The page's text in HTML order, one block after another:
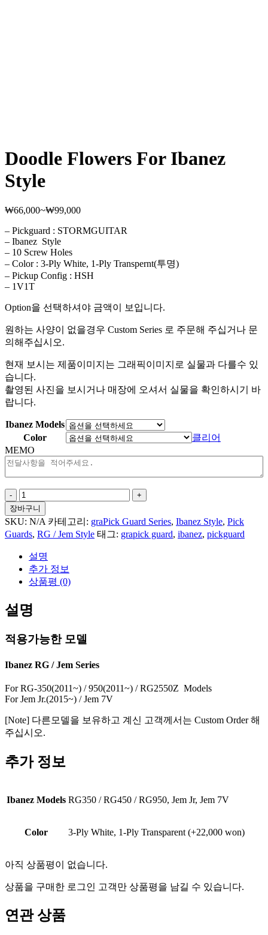
Doodle Flowers For Ibanez
Style
₩66,000~₩99,000가
범
₩66,000~₩99,000
– Pickguard : STORMGUITAR
– Ibanez Style
– 10 Screw Holes
– Color : 3-Ply White, 1-Ply Transpernt(투명)
– Pickup Config : HSH
– 1V1T
Option을 선택하셔야 금액이 보입니다.
원하는 사양이 없을경우 Custom Series 로 주문해 주십거나 문
의해주십시오.
현재 보시는 제품이미지는 그래픽이미지로 실물과 다를수 있
습니다.
촬영된 사진을 보시거나 매장에 오셔서 실물을 확인하시기 바
랍니다.
Ibanez Models
Color
클리어
MEMO
Doodle
Flowers
For
Ibanez
Style
량
장바구니
SKU: N/A 카테고리: graPick Guard Series, Ibanez Style, Pick
Guards, RG / Jem Style 태그: grapick guard, ibanez, pickguard
설명
추가 정보
상품평 (0)
설명
적용가능한 모델
Ibanez RG / Jem Series
For RG-350(2011~) / 950(2011~) / RG2550Z Models
For Jem Jr.(2015~) / Jem 7V
[Note] 다른모델을 보유하고 계신 고객께서는 Custom Order 해
주십시오.
추가 정보
Ibanez Models RG350 / RG450 / RG950, Jem Jr, Jem 7V
Color 3-Ply White, 1-Ply Transparent (+22,000 won)
아직 상품평이 없습니다.
상품을 구매한 로그인 고객만 상품평을 남길 수 있습니다.
연관 상품